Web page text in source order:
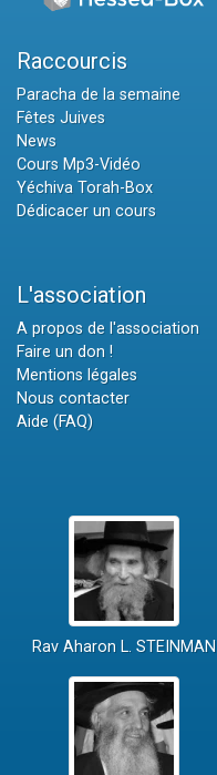
Raccourcis
Paracha de la semaine
Fêtes Juives
News
Cours Mp3-Vidéo
Yéchiva Torah-Box
Dédicacer un cours
L'association
A propos de l'association
Faire un don !
Mentions légales
Nous contacter
Aide (FAQ)
Rav Aharon L. STEINMAN